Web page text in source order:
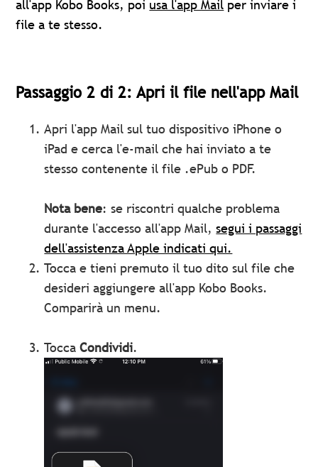
all'app Kobo Books, poi usa l'app Mail per inviare i
file a te stesso.
Passaggio 2 di 2: Apri il file nell'app Mail
Apri l'app Mail sul tuo dispositivo iPhone o
iPad e cerca l'e-mail che hai inviato a te
stesso contenente il file .ePub o PDF.
Nota bene: se riscontri qualche problema
durante l'accesso all'app Mail,segui i passaggi
dell'assistenza Apple indicati qui.
Tocca e tieni premuto il tuo dito sul file che
desideri aggiungere all'app Kobo Books.
Comparirà un menu.
ToccaCondividi.